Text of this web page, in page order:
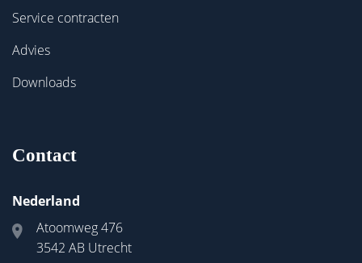
Service contracten
Advies
Downloads
Contact
Nederland
Atoomweg 476
3542 AB Utrecht